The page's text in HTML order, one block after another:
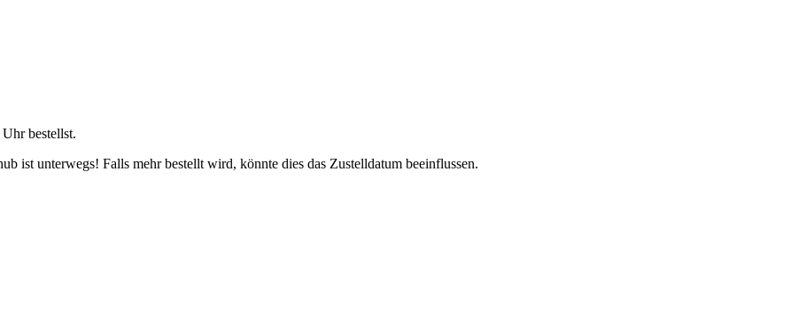
Uhrbestellst.
ist unterwegs! Falls mehr bestellt wird, könnte dies das Zustelldatum beeinflussen.